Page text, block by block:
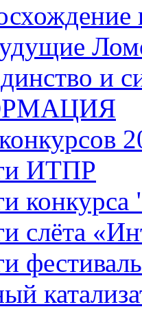
и
ИТПР
слёта